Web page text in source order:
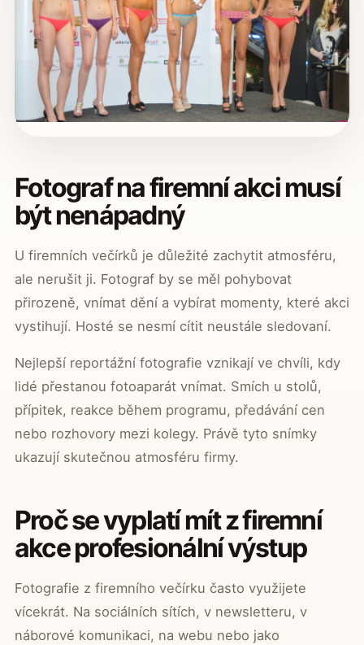
Fotograf na firemní akci musí
být nenápadný
U firemních večírků je důležité zachytit atmosféru,
ale nerušit ji. Fotograf by se měl pohybovat
přirozeně, vnímat dění a vybírat momenty, které akci
vystihují. Hosté se nesmí cítit neustále sledovaní.
Nejlepší reportážní fotografie vznikají ve chvíli, kdy
lidé přestanou fotoaparát vnímat. Smích u stolů,
přípitek, reakce během programu, předávání cen
nebo rozhovory mezi kolegy. Právě tyto snímky
ukazují skutečnou atmosféru firmy.
Proč se vyplatí mít z firemní
akce profesionální výstup
Fotografie z firemního večírku často využijete
vícekrát. Na sociálních sítích, v newsletteru, v
náborové komunikaci, na webu nebo jako